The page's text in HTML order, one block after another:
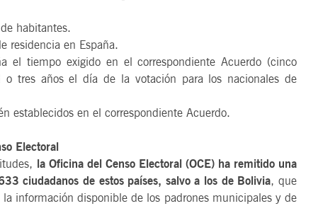
habitantes.
residencia en España.
el tiempo exigido en el correspondiente Acuerdo (cinco
tres años el día de la votación para los nacionales de
establecidos en el correspondiente Acuerdo.
Electoral
la Oficina del Censo Electoral (OCE) ha remitido una
ciudadanos de estos países, salvo a los de Bolivia, que
información disponible de los padrones municipales y de